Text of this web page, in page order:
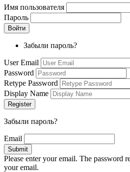
Имя пользователя
Пароль
Забыли пароль?
User Email
Password
Retype Password
Display Name
Забыли пароль?
Email
Please enter your email. The password
your email.